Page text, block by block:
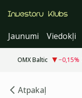
Jaunumi
Viedokļi
OMX Baltic −0,15%
Atpakaļ